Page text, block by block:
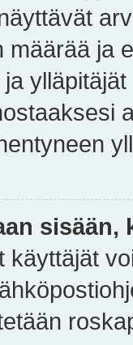
määrää ja
sisään,
käyttäjät